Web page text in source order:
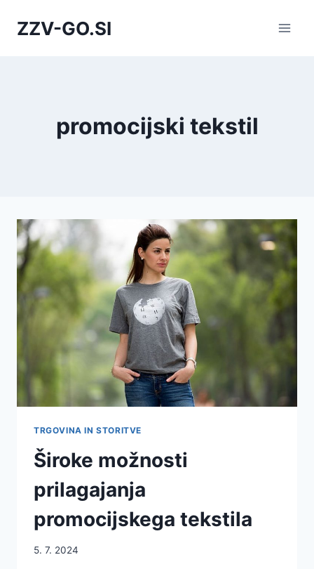
ZZV-GO.SI
promocijski tekstil
TRGOVINA IN STORITVE
Široke možnosti
prilagajanja
promocijskega tekstila
5. 7. 2024